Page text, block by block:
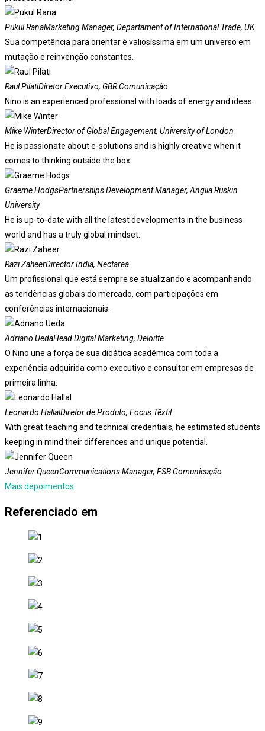
Pukul RanaMarketing Manager, Departament of International Trade, UK
Sua competência para orientar é valiosíssima em um universo em
mutação e reinvenção constantes.
Raul PilatiDiretor Executivo, GBR Comunicação
Nino is an experienced professional with loads of energy and ideas.
Mike WinterDirector of Global Engagement, University of London
He is passionate about e-solutions and is highly creative when it
comes to thinking outside the box.
Graeme HodgsPartnerships Development Manager, Anglia Ruskin
University
He is up-to-date with all the latest developments in the business
world and has a truly global mindset.
Razi ZaheerDirector India, Nectarea
Um profissional que está sempre se atualizando e acompanhando
as tendências globais do mercado, com participações em
conferências internacionais.
Adriano UedaHead Digital Marketing, Deloitte
O Nino une a força de sua didática acadêmica com toda a
experiência adquirida como executivo e consultor em empresas de
primeira linha.
Leonardo HallalDiretor de Produto, Focus Têxtil
With great teaching and technical credentials, he estimated students
keeping in mind their differences and unique potential.
Jennifer QueenCommunications Manager, FSB Comunicação
Mais depoimentos
Referenciado em